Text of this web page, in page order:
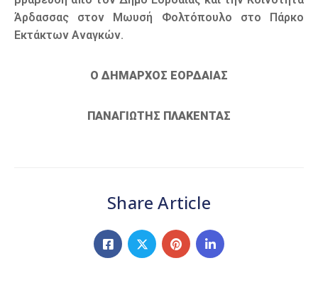
Άρδασσας στον Μωυσή Φολτόπουλο στο Πάρκο
Εκτάκτων Αναγκών.
Ο ΔΗΜΑΡΧΟΣ ΕΟΡΔΑΙΑΣ
ΠΑΝΑΓΙΩΤΗΣ ΠΛΑΚΕΝΤΑΣ
Share Article